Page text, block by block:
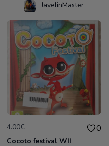
JavelinMaster
4.00€ 0
Cocoto festival WII